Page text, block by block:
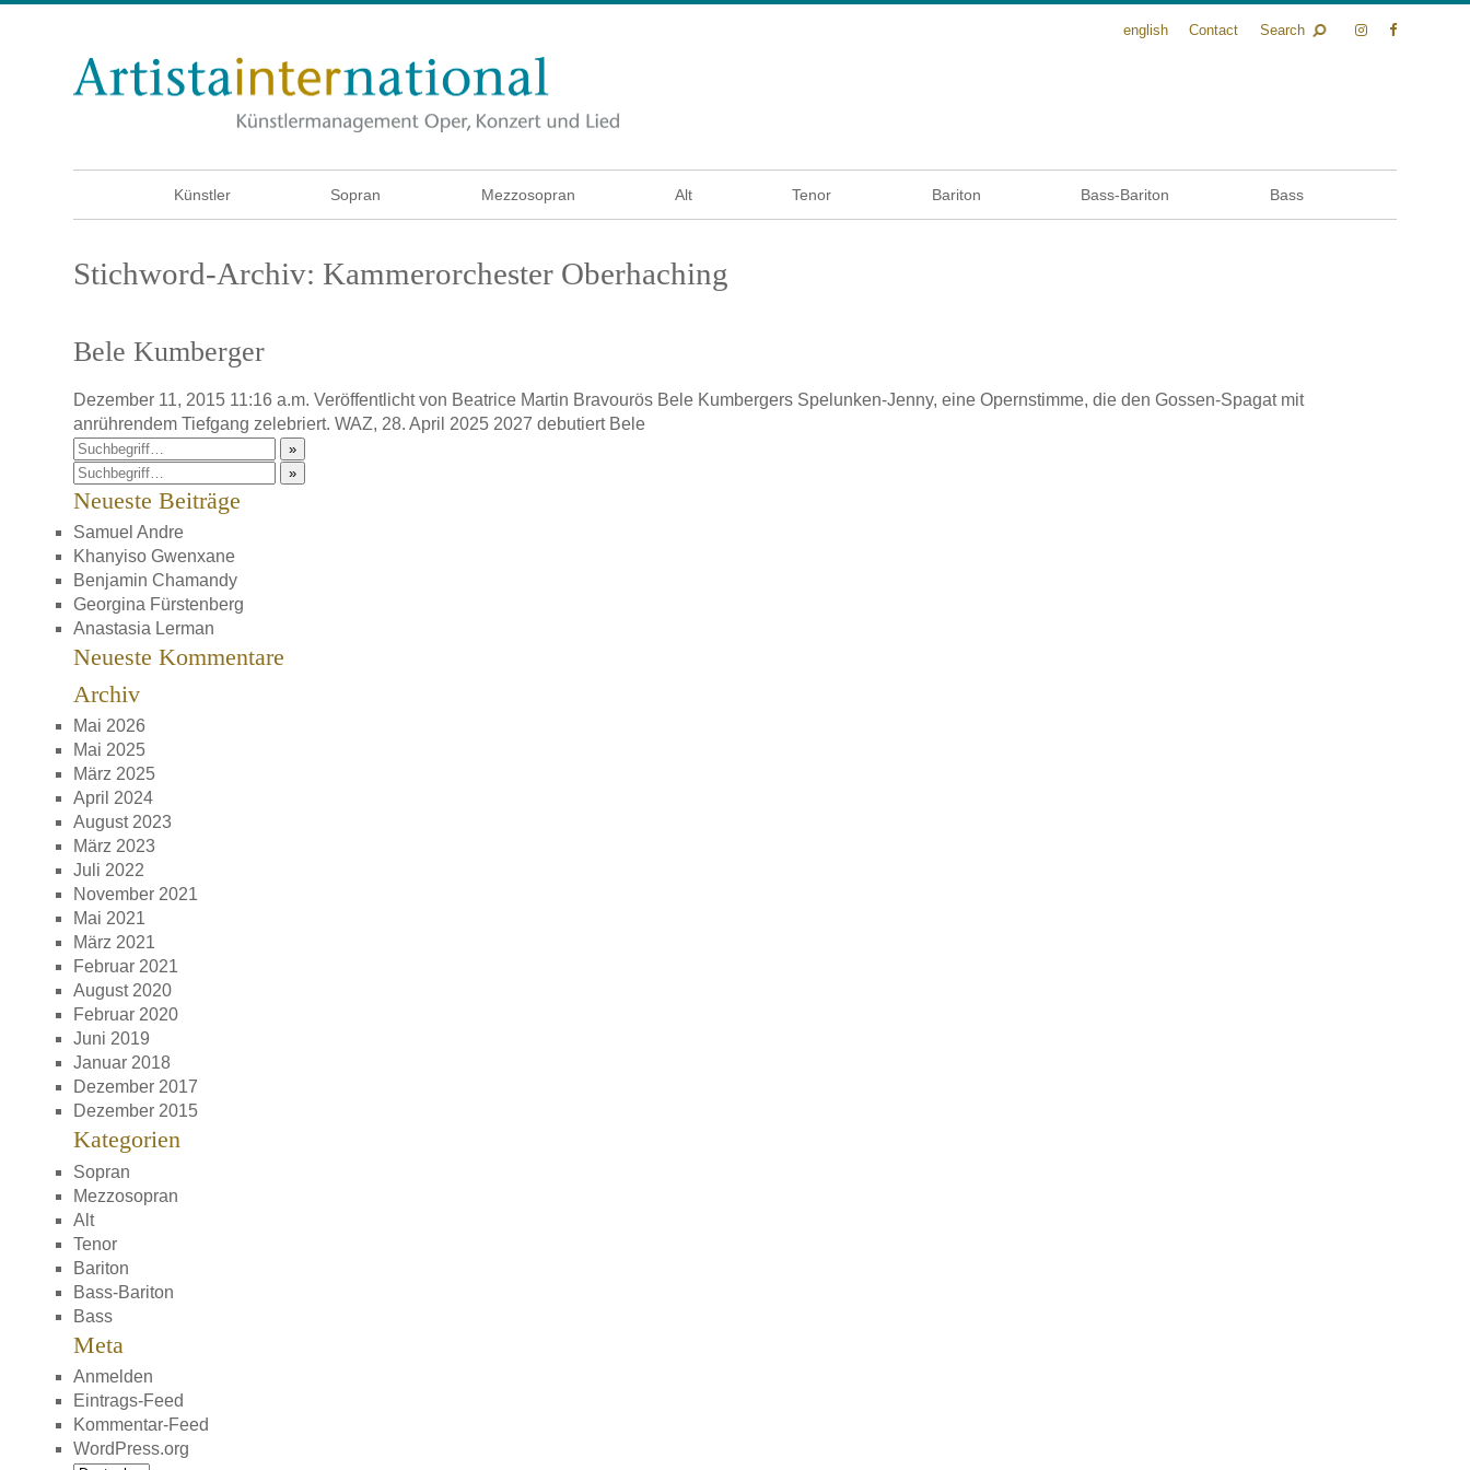
english Contact Search
Künstler Sopran Mezzosopran Alt Tenor Bariton Bass-Bariton Bass
Stichword-Archiv: Kammerorchester Oberhaching
Bele Kumberger
Dezember 11, 2015 11:16 a.m. Veröffentlicht von Beatrice Martin Bravourös Bele Kumbergers Spelunken-Jenny, eine Opernstimme, die den Gossen-Spagat mit
anrührendem Tiefgang zelebriert. WAZ, 28. April 2025 2027 debutiert Bele
»
»
Neueste Beiträge
Samuel Andre
Khanyiso Gwenxane
Benjamin Chamandy
Georgina Fürstenberg
Anastasia Lerman
Neueste Kommentare
Archiv
Mai 2026
Mai 2025
März 2025
April 2024
August 2023
März 2023
Juli 2022
November 2021
Mai 2021
März 2021
Februar 2021
August 2020
Februar 2020
Juni 2019
Januar 2018
Dezember 2017
Dezember 2015
Kategorien
Sopran
Mezzosopran
Alt
Tenor
Bariton
Bass-Bariton
Bass
Meta
Anmelden
Eintrags-Feed
Kommentar-Feed
WordPress.org